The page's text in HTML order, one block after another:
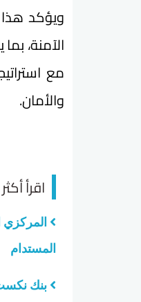
ويؤكد هذا
الآمنة،
مع
والأمان.
اقرأ أكثر
المستدام
بنك نكست